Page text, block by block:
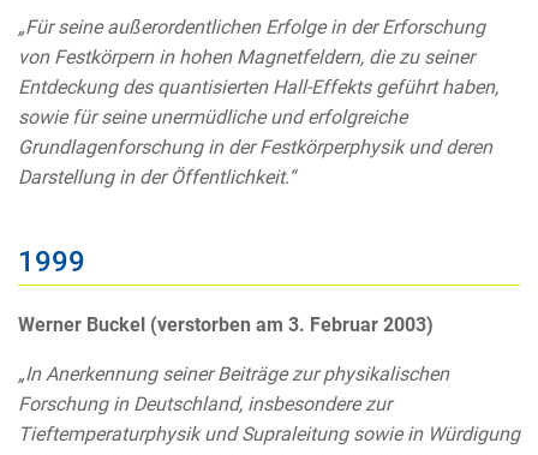
„Für seine außerordentlichen Erfolge in der Erforschung
von Festkörpern in hohen Magnetfeldern, die zu seiner
Entdeckung des quantisierten Hall-Effekts geführt haben,
sowie für seine unermüdliche und erfolgreiche
Grundlagenforschung in der Festkörperphysik und deren
Darstellung in der Öffentlichkeit.“
1999
Werner Buckel (verstorben am 3. Februar 2003)
„In Anerkennung seiner Beiträge zur physikalischen
Forschung in Deutschland, insbesondere zur
Tieftemperaturphysik und Supraleitung sowie in Würdigung